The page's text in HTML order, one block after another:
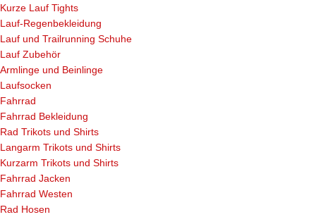
Kurze Lauf Tights
Lauf-Regenbekleidung
Lauf und Trailrunning Schuhe
Lauf Zubehör
Armlinge und Beinlinge
Laufsocken
Fahrrad
Fahrrad Bekleidung
Rad Trikots und Shirts
Langarm Trikots und Shirts
Kurzarm Trikots und Shirts
Fahrrad Jacken
Fahrrad Westen
Rad Hosen